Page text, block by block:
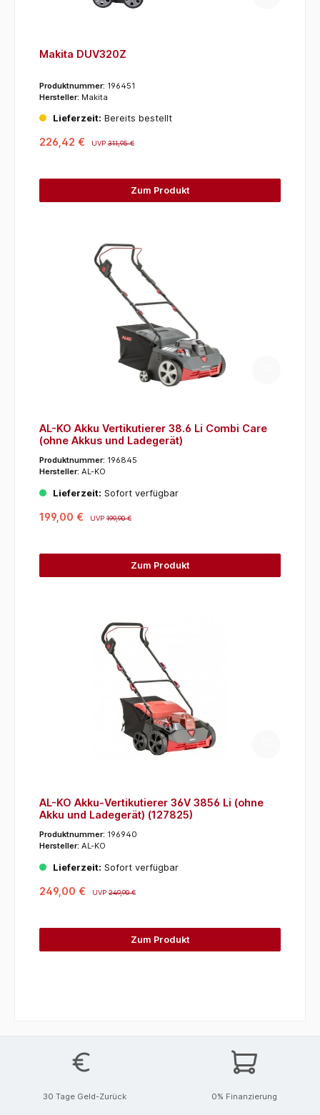
Makita DUV320Z
Produktnummer: 196451
Hersteller: Makita
Lieferzeit: Bereits bestellt
226,42 € UVP311,95 €
Zum Produkt
AL-KO Akku Vertikutierer 38.6 Li Combi Care
(ohne Akkus und Ladegerät)
Produktnummer: 196845
Hersteller: AL-KO
Lieferzeit: Sofort verfügbar
199,00 € UVP199,90 €
Zum Produkt
AL-KO Akku-Vertikutierer 36V 3856 Li (ohne
Akku und Ladegerät) (127825)
Produktnummer: 196940
Hersteller: AL-KO
Lieferzeit: Sofort verfügbar
249,00 € UVP249,90 €
Zum Produkt
30 Tage Geld-Zurück 0% Finanzierung